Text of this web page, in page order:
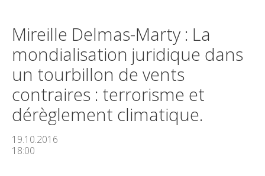
Mireille Delmas-Marty : La
mondialisation juridique dans
un tourbillon de vents
contraires : terrorisme et
dérèglement climatique.
19.10.2016
18:00